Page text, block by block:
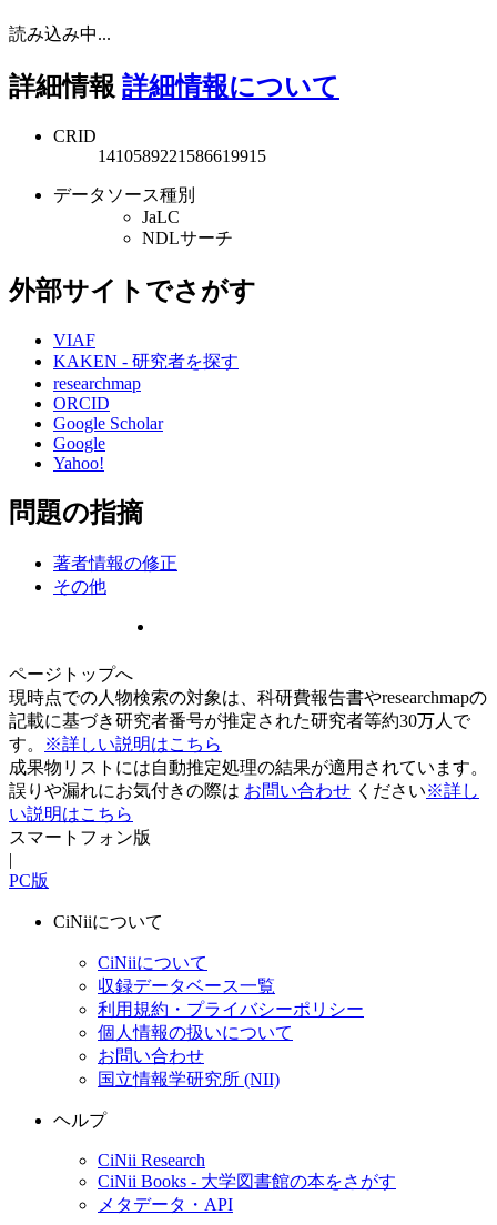
読み込み中...
詳細情報 詳細情報について
CRID
1410589221586619915
データソース種別
JaLC
NDLサーチ
外部サイトでさがす
VIAF
KAKEN - 研究者を探す
researchmap
ORCID
Google Scholar
Google
Yahoo!
問題の指摘
著者情報の修正
その他
ページトップへ
現時点での人物検索の対象は、科研費報告書やresearchmapの
記載に基づき研究者番号が推定された研究者等約30万人で
す。
※詳しい説明はこちら
成果物リストには自動推定処理の結果が適用されています。
誤りや漏れにお気付きの際は お問い合わせ ください※詳し
い説明はこちら
スマートフォン版
|
PC版
CiNiiについて
CiNiiについて
収録データベース一覧
利用規約・プライバシーポリシー
個人情報の扱いについて
お問い合わせ
国立情報学研究所 (NII)
ヘルプ
CiNii Research
CiNii Books - 大学図書館の本をさがす
メタデータ・API